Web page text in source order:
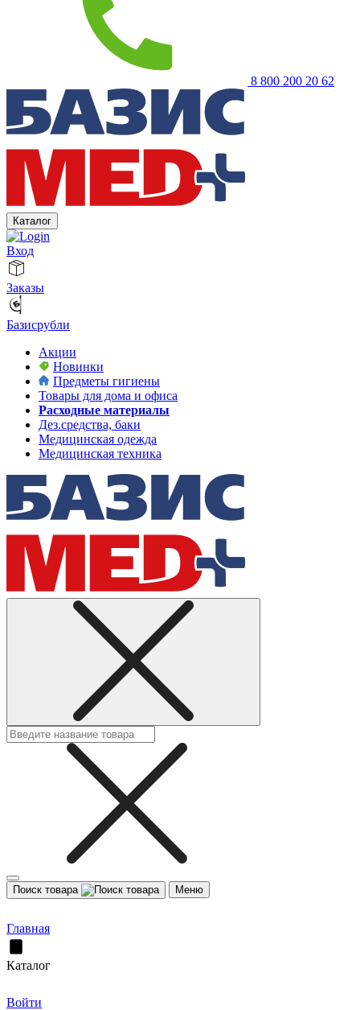
8 800 200 20 62
Каталог
Вход
Заказы
Базисрубли
Акции
Новинки
Предметы гигиены
Товары для дома и офиса
Расходные материалы
Дез.средства, баки
Медицинская одежда
Медицинская техника
Поиск товара Меню
Главная
Каталог
Войти